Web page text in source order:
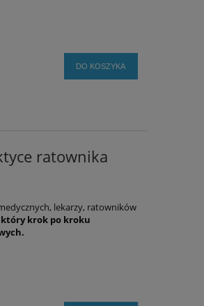
DO KOSZYKA
ratownika
lekarzy, ratowników
krok po kroku